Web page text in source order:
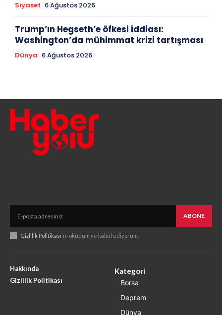
Siyaset 6 Ağustos 2026
Trump’ın Hegseth’e öfkesi iddiası:
Washington’da mühimmat krizi tartışması
Dünya 6 Ağustos 2026
ABONE
Gizlilik Politikası'nı okudum ve kabul ediyorum.
Hakkında
Gizlilik Politikası
Kategori
Borsa
Deprem
Dünya